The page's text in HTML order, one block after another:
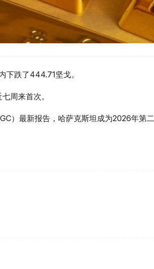
下跌了444.71坚戈。
周来首次。
）最新报告，哈萨克斯坦成为2026年第二